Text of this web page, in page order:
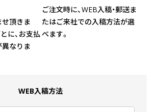
頂きま
に、お支払
なりま
ご注文時に、WEB入稿・郵送ま
たはご来社での入稿方法が選
べます。
WEB入稿方法